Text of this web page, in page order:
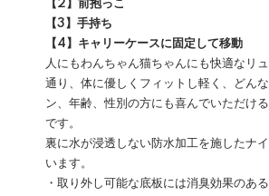
【2】前抱っこ
【3】手持ち
【4】キャリーケースに固定して移動
人にもわんちゃん猫ちゃんにも快適なリ
通り、体に優しくフィットし軽く、どん
ン、年齢、性別の方にも喜んでいただけ
です。
裏に水が浸透しない防水加工を施したナ
います。
・取り外し可能な底板には消臭効果のあ